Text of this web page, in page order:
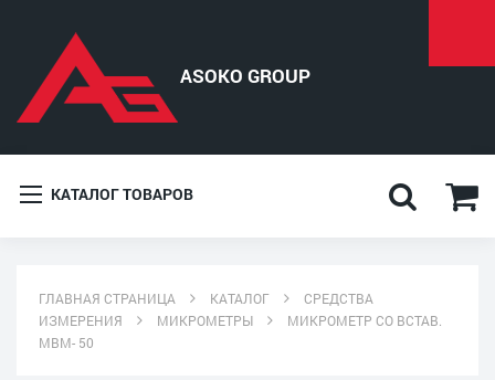
КАТАЛОГ ТОВАРОВ
ГЛАВНАЯ СТРАНИЦА КАТАЛОГ
СРЕДСТВА
ИЗМЕРЕНИЯ
МИКРОМЕТРЫ
МИКРОМЕТР СО ВСТАВ.
МВМ- 50